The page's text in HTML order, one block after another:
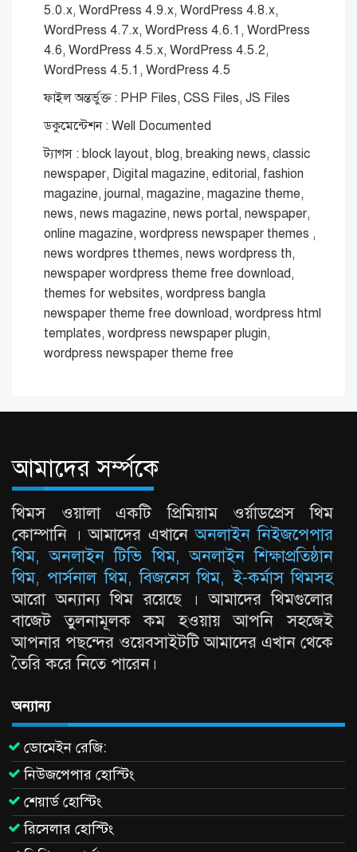
5.0.x, WordPress 4.9.x, WordPress 4.8.x,
WordPress 4.7.x, WordPress 4.6.1, WordPress
4.6, WordPress 4.5.x, WordPress 4.5.2,
WordPress 4.5.1, WordPress 4.5
ফাইল অন্তর্ভুক্ত : PHP Files, CSS Files, JS Files
ডকুমেন্টেশন : Well Documented
ট্যাগস : block layout, blog, breaking news, classic
newspaper, Digital magazine, editorial, fashion
magazine, journal, magazine, magazine theme,
news, news magazine, news portal, newspaper,
online magazine, wordpress newspaper themes ,
news wordpres tthemes, news wordpress th,
newspaper wordpress theme free download,
themes for websites, wordpress bangla
newspaper theme free download, wordpress html
templates, wordpress newspaper plugin,
wordpress newspaper theme free
আমাদের সর্ম্পকে
থিমস ওয়ালা একটি প্রিমিয়াম ওর্য়াডপ্রেস থিম
কোম্পানি । আমাদের এখানেঅনলাইন নিইজপেপার
থিম, অনলাইন টিভি থিম, অনলাইন শিক্ষাপ্রতিষ্ঠান
থিম, পার্সনাল থিম, বিজনেস থিম, ই-কর্মাস থিমসহ
আরো অন্যান্য থিম রয়েছে । আমাদের থিমগুলোর
বাজেট তুলনামূলক কম হওয়ায় আপনি সহজেই
আপনার পছন্দের ওয়েবসাইটটি আমাদের এখান থেকে
তৈরি করে নিতে পারেন।
অন্যান্য
ডোমেইন রেজি:
নিউজপেপার হোস্টিং
শেয়ার্ড হোস্টিং
রিসেলার হোস্টিং